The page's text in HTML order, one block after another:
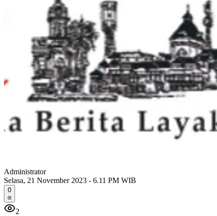
Administrator
Selasa, 21 November 2023 - 6.11 PM WIB
0
2